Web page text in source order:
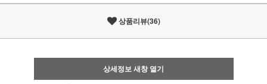
상품리뷰(36)
상세정보 새창 열기